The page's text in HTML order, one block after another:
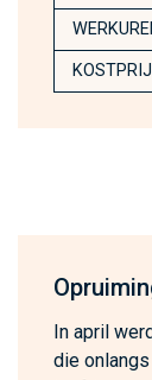
In april
die